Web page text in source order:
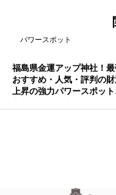
パワースポット
福島県金運アップ神社！
おすすめ・人気・評判の
上昇の強力パワースポット